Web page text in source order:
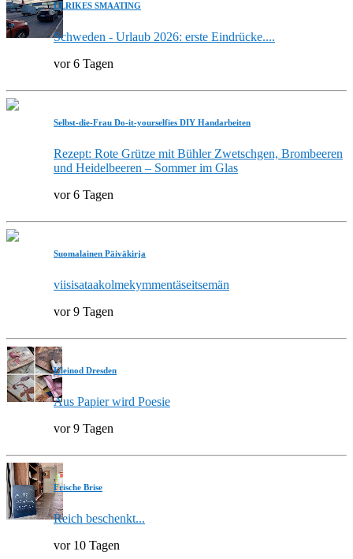
ULRIKES SMAATING
Schweden - Urlaub 2026: erste Eindrücke....
vor 6 Tagen
Selbst-die-Frau Do-it-yourselfies DIY Handarbeiten
Rezept: Rote Grütze mit Bühler Zwetschgen, Brombeeren
und Heidelbeeren – Sommer im Glas
vor 6 Tagen
Suomalainen Päiväkirja
viisisataakolmekymmentäseitsemän
vor 9 Tagen
Kleinod Dresden
Aus Papier wird Poesie
vor 9 Tagen
Frische Brise
Reich beschenkt...
vor 10 Tagen